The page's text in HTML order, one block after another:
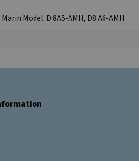
Model: D 8A5-AMH, D8 A6-AMH